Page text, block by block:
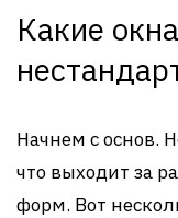
Какие
Начнем с основ.
что выходит за
форм. Вот